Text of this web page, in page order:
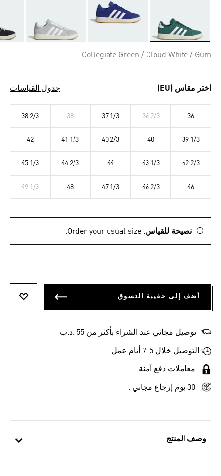
وصف المنتج
Collegiate Green / Cloud White / Gum
اختر مقاس (EU) جدول القياسات
36
36 2/3
37 1/3
38
38 2/3
39 1/3
40
40 2/3
41 1/3
42
42 2/3
43 1/3
44
44 2/3
45 1/3
46
46 2/3
47 1/3
48
49 1/3
نصيحة للقياس. Order your usual size.
أضف إلى حقيبة التسوق
توصيل مجاني عند الشراء بأكثر من 55 .د.ب‎
التوصيل خلال 5-7 أيام عمل
معاملات دفع آمنة